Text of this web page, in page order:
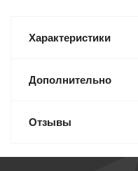
Характеристики
Дополнительно
Отзывы